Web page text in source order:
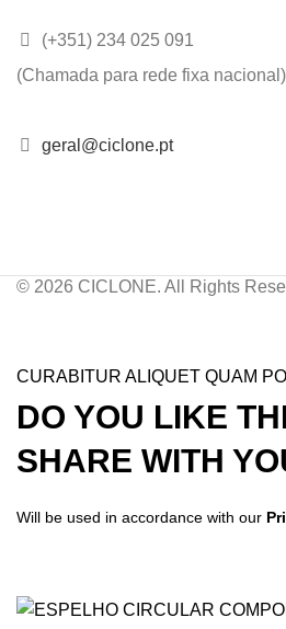
(+351) 234 025 091
(Chamada para rede fixa nacional)
geral@ciclone.pt
© 2026 CICLONE. All Rights
CURABITUR ALIQUET QUAM
DO YOU LIKE
SHARE WITH
Will be used in accordance with our